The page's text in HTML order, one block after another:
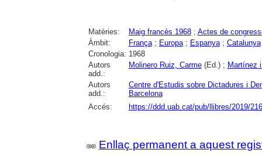
Matèries: Maig francès 1968; Actes de
Àmbit:
França; Europa; Espanya; Catalunya
Cronologia: 1968
Autors
add.:
Molinero Ruiz, Carme(Ed.) ; Martínez
Autors
add.:
Centre d'Estudis sobre Dictadures i
Barcelona
Accés:
https://ddd.uab.cat/pub/llibres/2019/
Enllaç permanent a aquest